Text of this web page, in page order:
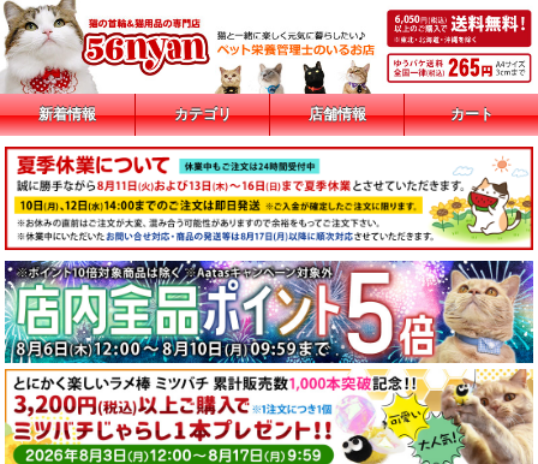
新着情報 カテゴリ 店舗情報 カート